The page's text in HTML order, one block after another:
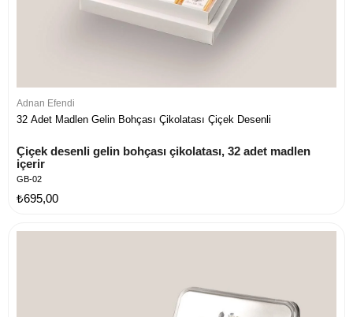
Adnan Efendi
32 Adet Madlen Gelin Bohçası Çikolatası Çiçek Desenli
Çiçek desenli gelin bohçası çikolatası, 32 adet madlen
içerir
GB-02
₺695,00